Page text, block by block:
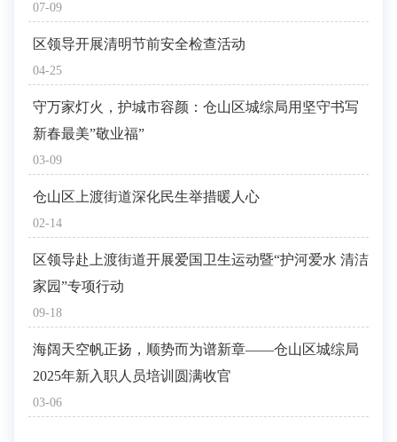
07-09
04-25
区领导开展清明节前安全检查活动
03-09
守万家灯火，护城市容颜：仓山区城综局用坚守书写
新春最美”敬业福”
02-14
仓山区上渡街道深化民生举措暖人心
09-18
区领导赴上渡街道开展爱国卫生运动暨“护河爱水 清洁
家园”专项行动
03-06
海阔天空帆正扬，顺势而为谱新章——仓山区城综局
2025年新入职人员培训圆满收官